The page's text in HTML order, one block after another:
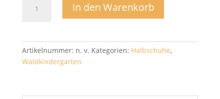
3130284
Froddo
In den Warenkorb
Artikelnummer: n. v. Kategorien: Halbschuhe,
Waldkindergarten